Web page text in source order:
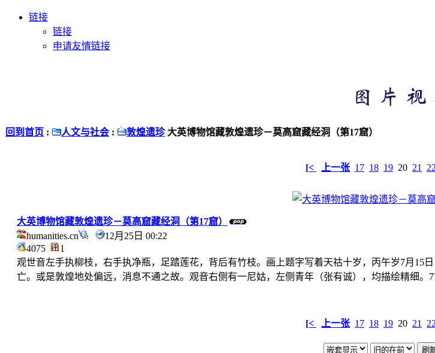
链接
链接
申请友情链接
回到首页 : 人文与社会 : 敦煌遗珍大英博物馆藏敦煌遗珍－莫高窟藏经洞（第17窟）
[< 上一张 17 18 19 20 21
大英博物馆藏敦煌遗珍－莫高窟藏经洞（第17窟）
humanities.cn
12月25日 00:22
4075
1
观世音左手执柳枝，右手执净瓶，足踏莲花，背后有竹枝。画上题字写着天祜十岁，丙午岁7月15
亡。或是敦煌地处偏远，消息不通之故。观音右侧有一尼姑，左侧青年（张有诚），均描绘精细。
[< 上一张 17 18 19 20 21